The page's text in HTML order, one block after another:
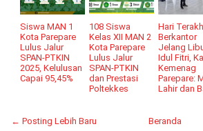
Siswa MAN 1
Kota Parepare
Lulus Jalur
SPAN-PTKIN
2025, Kelulusan
Capai 95,45%
108 Siswa
Kelas XII MAN 2
Kota Parepare
Lulus Jalur
SPAN-PTKIN
dan Prestasi
Poltekkes
Hari
Berkantor
Jelang
Idul Fitri,
Kemenag
Parepare:
Lahir dan
← Posting Lebih Baru Beranda